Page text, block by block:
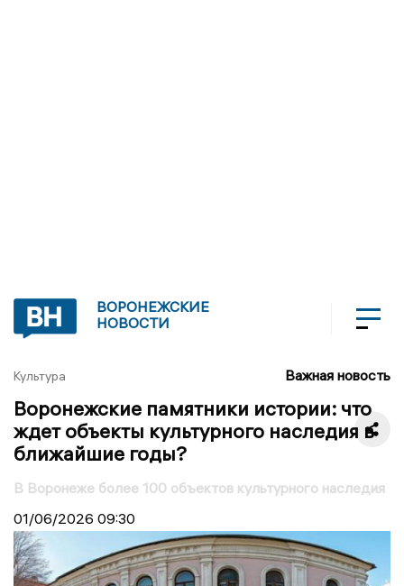
ВОРОНЕЖСКИЕ
НОВОСТИ
Культура Важная новость
Воронежские памятники истории: что
ждет объекты культурного наследия в
ближайшие годы?
В Воронеже более 100 объектов культурного наследия
01/06/2026 09:30